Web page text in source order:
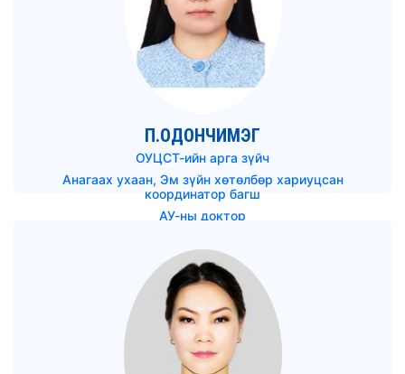
П.ОДОНЧИМЭГ
ОУЦСТ-ийн арга зүйч
Анагаах ухаан, Эм зүйн хөтөлбөр хариуцсан
координатор багш
АУ-ны доктор